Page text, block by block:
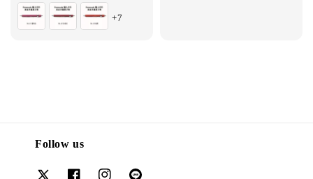
price
price
+7
Follow us